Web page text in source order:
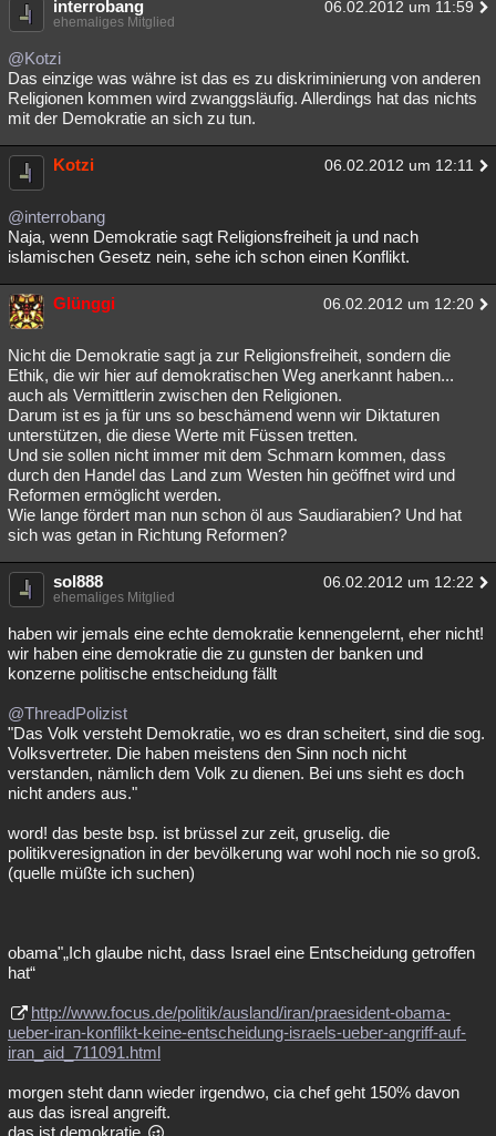
interrobang 06.02.2012 um 11:59
ehemaliges Mitglied
@Kotzi
Das einzige was währe ist das es zu diskriminierung von anderen
Religionen kommen wird zwanggsläufig. Allerdings hat das nichts
mit der Demokratie an sich zu tun.
Kotzi 06.02.2012 um 12:11
@interrobang
Naja, wenn Demokratie sagt Religionsfreiheit ja und nach
islamischen Gesetz nein, sehe ich schon einen Konflikt.
Glünggi 06.02.2012 um 12:20
Nicht die Demokratie sagt ja zur Religionsfreiheit, sondern die
Ethik, die wir hier auf demokratischen Weg anerkannt haben...
auch als Vermittlerin zwischen den Religionen.
Darum ist es ja für uns so beschämend wenn wir Diktaturen
unterstützen, die diese Werte mit Füssen tretten.
Und sie sollen nicht immer mit dem Schmarn kommen, dass
durch den Handel das Land zum Westen hin geöffnet wird und
Reformen ermöglicht werden.
Wie lange fördert man nun schon öl aus Saudiarabien? Und hat
sich was getan in Richtung Reformen?
sol888 06.02.2012 um 12:22
ehemaliges Mitglied
haben wir jemals eine echte demokratie kennengelernt, eher nicht!
wir haben eine demokratie die zu gunsten der banken und
konzerne politische entscheidung fällt
@ThreadPolizist
"Das Volk versteht Demokratie, wo es dran scheitert, sind die sog.
Volksvertreter. Die haben meistens den Sinn noch nicht
verstanden, nämlich dem Volk zu dienen. Bei uns sieht es doch
nicht anders aus."
word! das beste bsp. ist brüssel zur zeit, gruselig. die
politikveresignation in der bevölkerung war wohl noch nie so groß.
(quelle müßte ich suchen)
obama"„Ich glaube nicht, dass Israel eine Entscheidung getroffen
hat“
http://www.focus.de/politik/ausland/iran/praesident-obama-
ueber-iran-konflikt-keine-entscheidung-israels-ueber-angriff-auf-
iran_aid_711091.html
morgen steht dann wieder irgendwo, cia chef geht 150% davon
aus das isreal angreift.
das ist demokratie